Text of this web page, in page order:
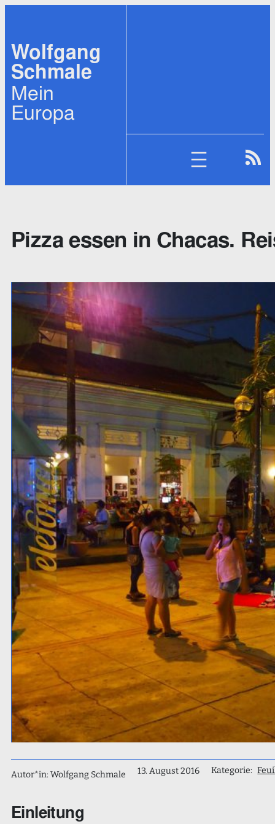
springen
Wolfgang
Schmale
Mein
Europa
Pizza essen in Chacas.
Autor*in: Wolfgang Schmale 13. August 2016 Kategorie:
Einleitung